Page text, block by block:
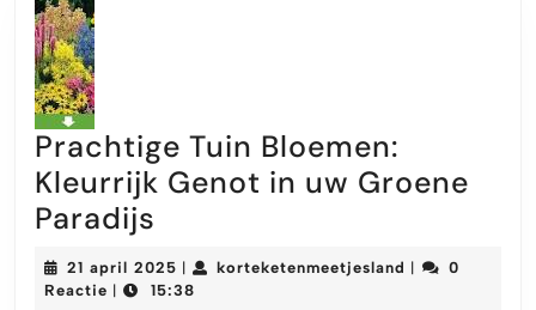
Prachtige Tuin Bloemen:
Kleurrijk Genot in uw Groene
Paradijs
Tuin
Bloemen:
21 april 2025 21
april
| korteketenmeetjesland |
0
Reactie | 15:38